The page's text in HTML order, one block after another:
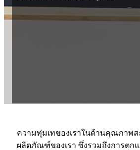
ความทุ่มเทของเราในด้านคุณภาพ
ผลิตภัณฑ์ของเรา ซึ่งรวมถึงการตก